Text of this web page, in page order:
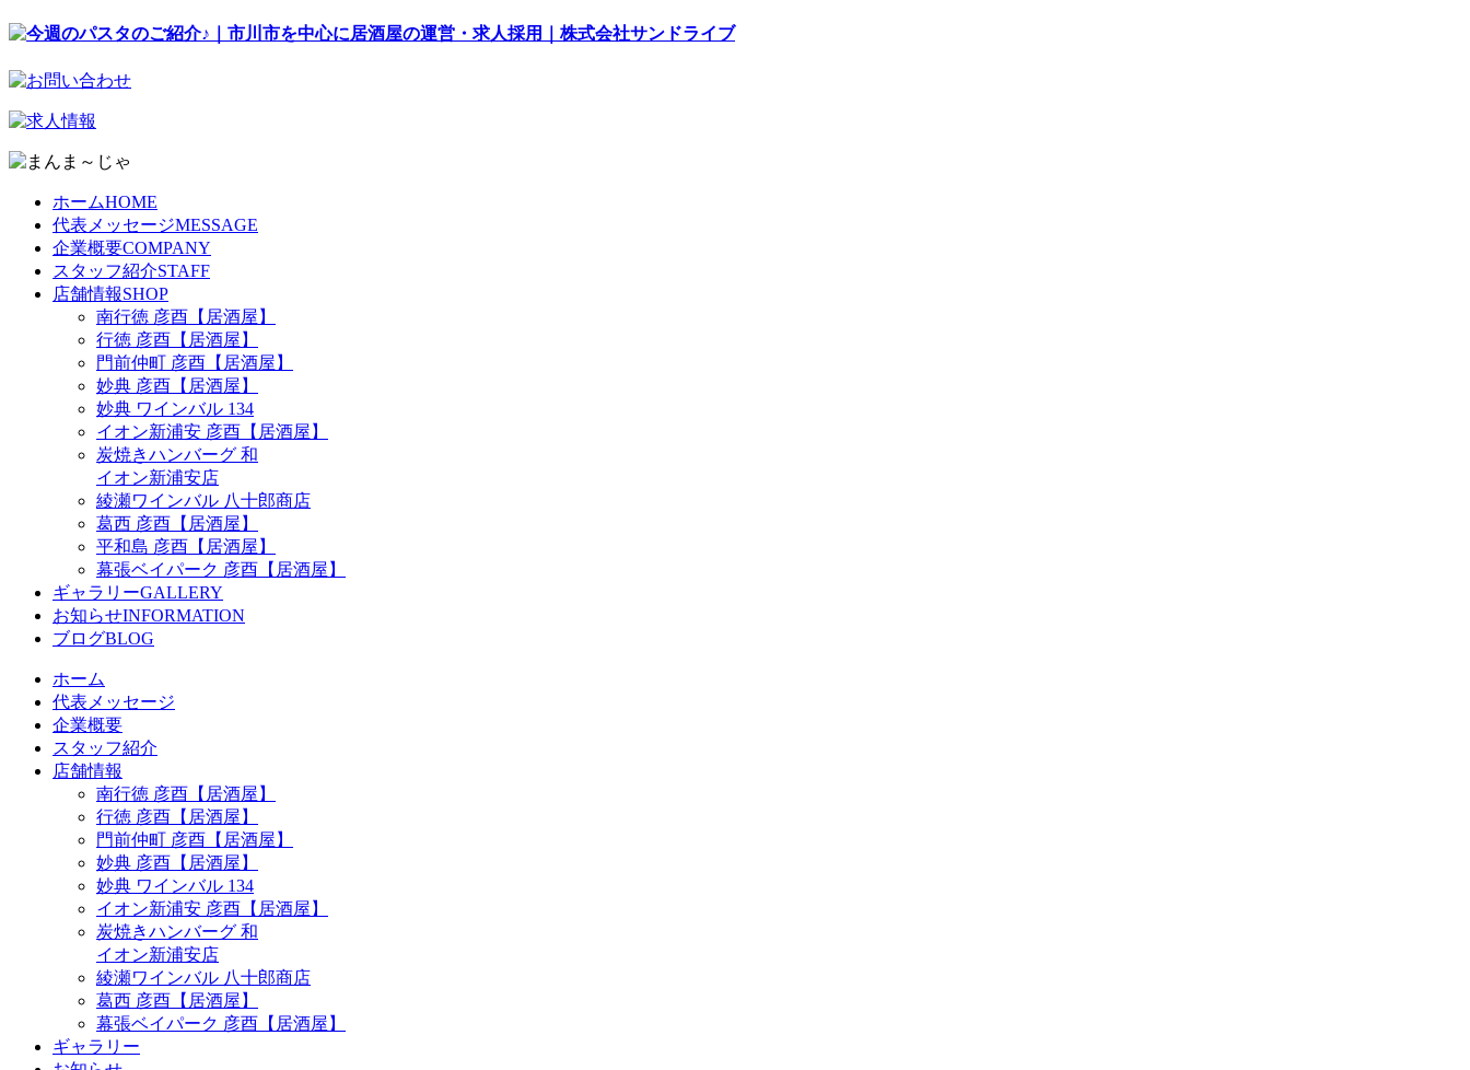
ホームHOME
代表メッセージMESSAGE
企業概要COMPANY
スタッフ紹介STAFF
店舗情報SHOP
南行徳 彦酉【居酒屋】
行徳 彦酉【居酒屋】
門前仲町 彦酉【居酒屋】
妙典 彦酉【居酒屋】
妙典 ワインバル 134
イオン新浦安 彦酉【居酒屋】
炭焼きハンバーグ 和
イオン新浦安店
綾瀬ワインバル 八十郎商店
葛西 彦酉【居酒屋】
平和島 彦酉【居酒屋】
幕張ベイパーク 彦酉【居酒屋】
ギャラリーGALLERY
お知らせINFORMATION
ブログBLOG
ホーム
代表メッセージ
企業概要
スタッフ紹介
店舗情報
南行徳 彦酉【居酒屋】
行徳 彦酉【居酒屋】
門前仲町 彦酉【居酒屋】
妙典 彦酉【居酒屋】
妙典 ワインバル 134
イオン新浦安 彦酉【居酒屋】
炭焼きハンバーグ 和
イオン新浦安店
綾瀬ワインバル 八十郎商店
葛西 彦酉【居酒屋】
幕張ベイパーク 彦酉【居酒屋】
ギャラリー